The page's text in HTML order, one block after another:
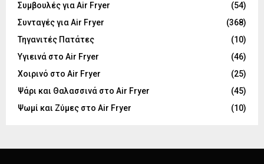
Συμβουλές για Air Fryer
(54)
Συνταγές για Air Fryer
(368)
Τηγανιτές Πατάτες
(10)
Υγιεινά στο Air Fryer
(46)
Χοιρινό στο Air Fryer
(25)
Ψάρι και Θαλασσινά στο Air Fryer
(45)
Ψωμί και Ζύμες στο Air Fryer
(10)